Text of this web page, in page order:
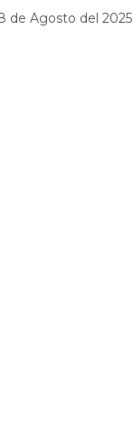
de Agosto del 2025